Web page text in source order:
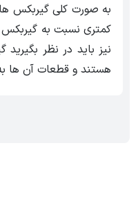
به صورت کلی گیربکس
کمتری نسبت به گیربکس
نیز باید در نظر
هستند و قطعات آن ها